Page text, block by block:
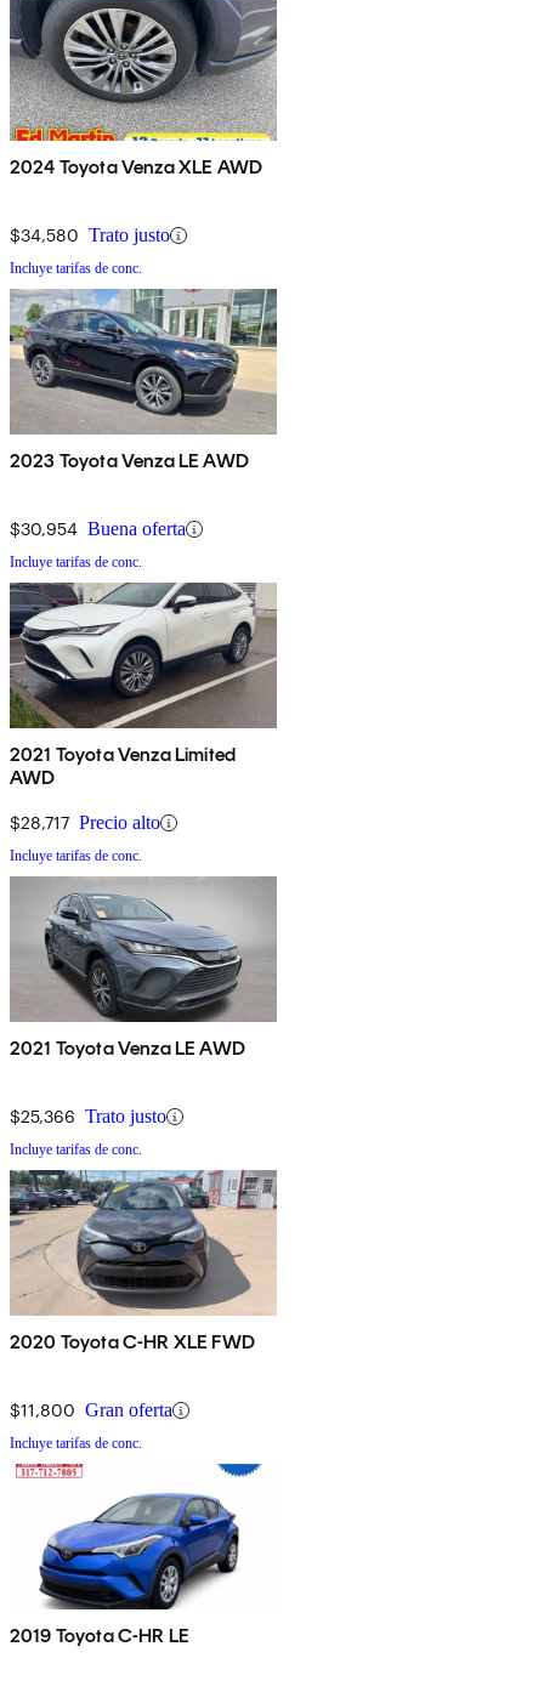
2024 Toyota Venza XLE AWD
$34,580 Trato justo
Incluye tarifas de conc.
2023 Toyota Venza LE AWD
$30,954 Buena oferta
Incluye tarifas de conc.
2021 Toyota Venza Limited
AWD
$28,717 Precio alto
Incluye tarifas de conc.
2021 Toyota Venza LE AWD
$25,366 Trato justo
Incluye tarifas de conc.
2020 Toyota C-HR XLE FWD
$11,800 Gran oferta
Incluye tarifas de conc.
2019 Toyota C-HR LE